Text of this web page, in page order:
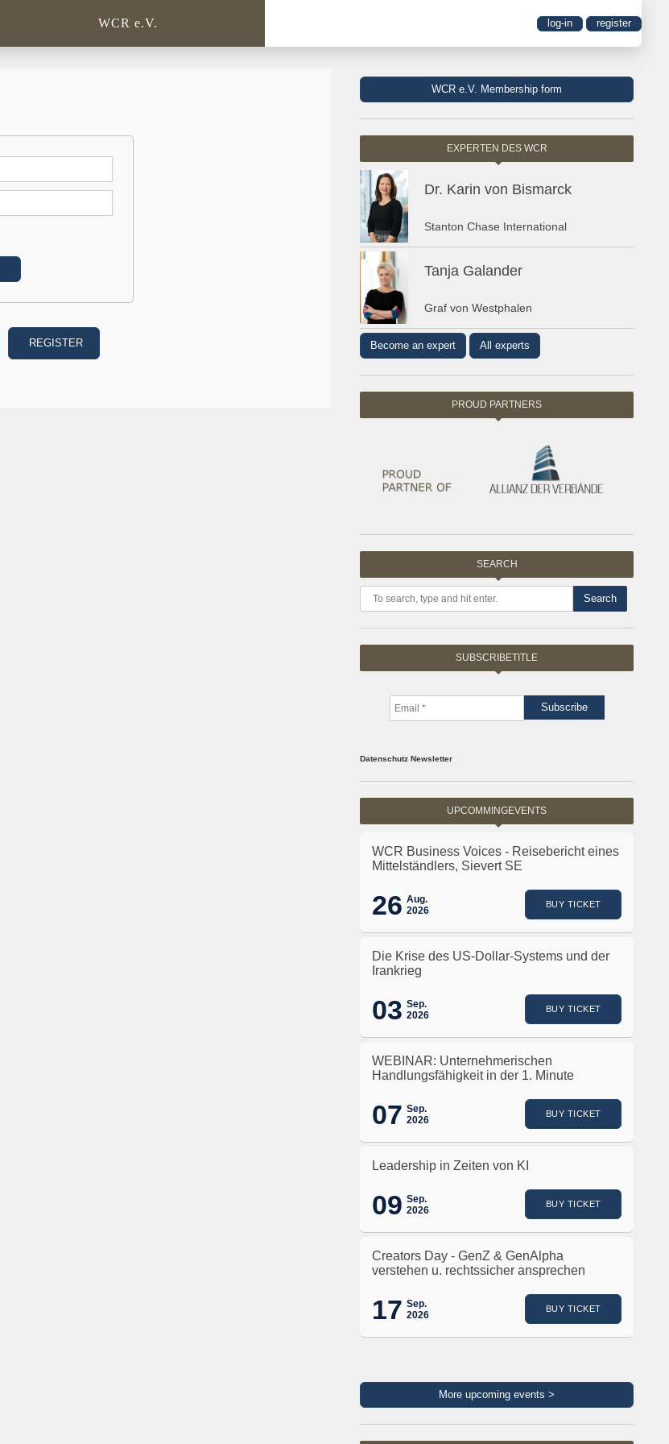
WCR e.V. log-in register
REGISTER
WCR e.V. Membership form
EXPERTEN DES WCR
Dr. Karin von Bismarck
Stanton Chase International
Tanja Galander
Graf von Westphalen
Become an expert All experts
PROUD PARTNERS
SEARCH
Search
SUBSCRIBETITLE
Datenschutz Newsletter
UPCOMMINGEVENTS
WCR Business Voices - Reisebericht eines
Mittelständlers, Sievert SE
26 Aug.
2026
BUY TICKET
Die Krise des US-Dollar-Systems und der
Irankrieg
03 Sep.
2026
BUY TICKET
WEBINAR: Unternehmerischen
Handlungsfähigkeit in der 1. Minute
07 Sep.
2026
BUY TICKET
Leadership in Zeiten von KI
09 Sep.
2026
BUY TICKET
Creators Day - GenZ & GenAlpha
verstehen u. rechtssicher ansprechen
17 Sep.
2026
BUY TICKET
More upcoming events >